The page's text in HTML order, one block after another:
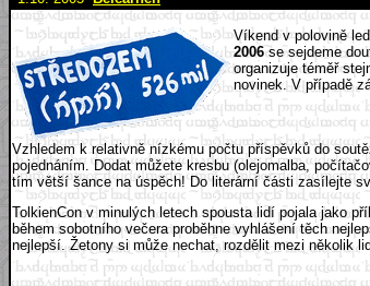
Víkend v polovině
2006se sejdeme
organizuje téměř
novinek. V případě
Vzhledem k relativně nízkému počtu příspěvků do
pojednáním. Dodat můžete kresbu (olejomalba,
tím větší šance na úspěch! Do literární části zasílejte
TolkienCon v minulých letech spousta lidí pojala jako
během sobotního večera proběhne vyhlášení těch
nejlepší. Žetony si může nechat, rozdělit mezi několik